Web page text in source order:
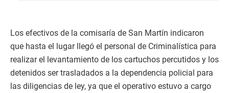
Los efectivos de la comisaría de San Martín indicaron
que hasta el lugar llegó el personal de Criminalística para
realizar el levantamiento de los cartuchos percutidos y los
detenidos ser trasladados a la dependencia policial para
las diligencias de ley, ya que el operativo estuvo a cargo